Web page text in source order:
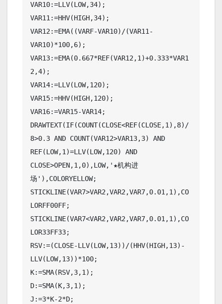
VAR10:=LLV(LOW,34);
VAR11:=HHV(HIGH,34);
VAR12:=EMA((VARF-VAR10)/(VAR11-
VAR10)*100,6);
VAR13:=EMA(0.667*REF(VAR12,1)+0.333*VAR1
2,4);
VAR14:=LLV(LOW,120);
VAR15:=HHV(HIGH,120);
VAR16:=VAR15-VAR14;
DRAWTEXT(IF(COUNT(CLOSE<REF(CLOSE,1),8)/
8>0.3 AND COUNT(VAR12>VAR13,3) AND
REF(LOW,1)=LLV(LOW,120) AND
CLOSE>OPEN,1,0),LOW,'★机构进
场'),COLORYELLOW;
STICKLINE(VAR7>VAR2,VAR2,VAR7,0.01,1),CO
LORFF00FF;
STICKLINE(VAR7<VAR2,VAR2,VAR7,0.01,1),CO
LOR33FF33;
RSV:=(CLOSE-LLV(LOW,13))/(HHV(HIGH,13)-
LLV(LOW,13))*100;
K:=SMA(RSV,3,1);
D:=SMA(K,3,1);
J:=3*K-2*D;